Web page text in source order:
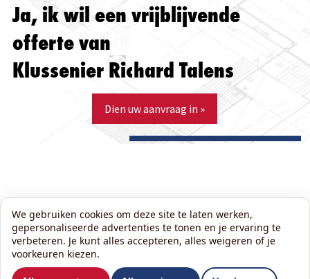
Ja, ik wil een vrijblijvende
offerte van
Klussenier Richard Talens
Dien uw aanvraag in »
We gebruiken cookies om deze site te laten werken,
gepersonaliseerde advertenties te tonen en je ervaring te
verbeteren. Je kunt alles accepteren, alles weigeren of je
voorkeuren kiezen.